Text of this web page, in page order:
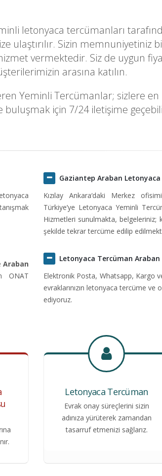
letonyaca tercümanları
ulaştırılır. Sizin
vermektedir. Siz de uygun
arasına katılın.
Yeminli Tercümanlar; sizlere
için 7/24 iletişime
Araban
ONAT
Gaziantep Araban
Kızılay Ankara‘daki Merkez
Türkiye’ye Letonyaca Yeminli
Hizmetleri sunulmakta, belgeleriniz;
şekilde tekrar tercüme edilip
Letonyaca Tercüman Araban
Elektronik Posta, Whatsapp, Kargo
evraklarınızın letonyaca tercüme
ediyoruz.
Letonyaca Tercüman
Evrak onay süreçlerini sizin
adınıza yürüterek zamandan
tasarruf etmenizi sağlarız.